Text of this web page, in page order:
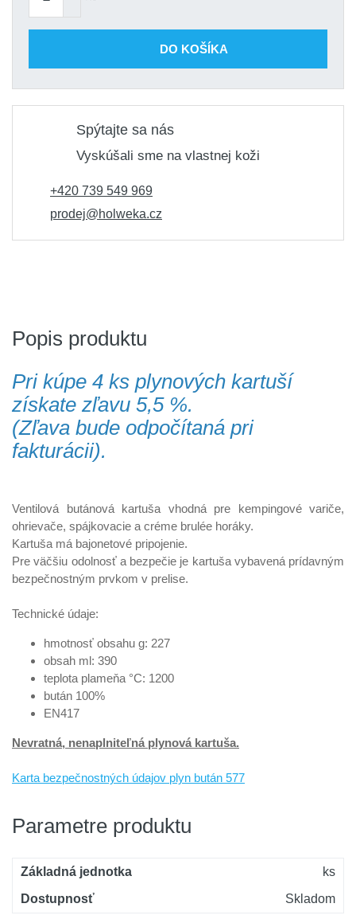
DO KOŠÍKA
Spýtajte sa nás
Vyskúšali sme na vlastnej koži
+420 739 549 969
prodej@holweka.cz
Popis produktu
Pri kúpe 4 ks plynových kartuší
získate zľavu 5,5 %.
(Zľava bude odpočítaná pri
fakturácii).
Ventilová butánová kartuša vhodná pre kempingové variče,
ohrievače, spájkovacie a créme brulée horáky.
Kartuša má bajonetové pripojenie.
Pre väčšiu odolnosť a bezpečie je kartuša vybavená prídavným
bezpečnostným prvkom v prelise.
Technické údaje:
hmotnosť obsahu g: 227
obsah ml: 390
teplota plameňa °C: 1200
bután 100%
EN417
Nevratná, nenaplniteľná plynová kartuša.
Karta bezpečnostných údajov plyn bután 577
Parametre produktu
Základná jednotka
ks
Dostupnosť
Skladom